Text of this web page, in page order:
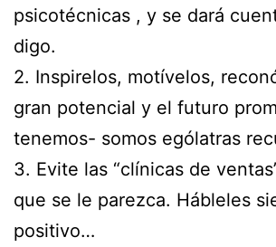
psicotécnicas , y se dará
digo.
2. Inspirelos, motívelos,
gran potencial y el futuro
tenemos- somos ególatras
3. Evite las “clínicas de
que se le parezca. Hábleles
positivo…